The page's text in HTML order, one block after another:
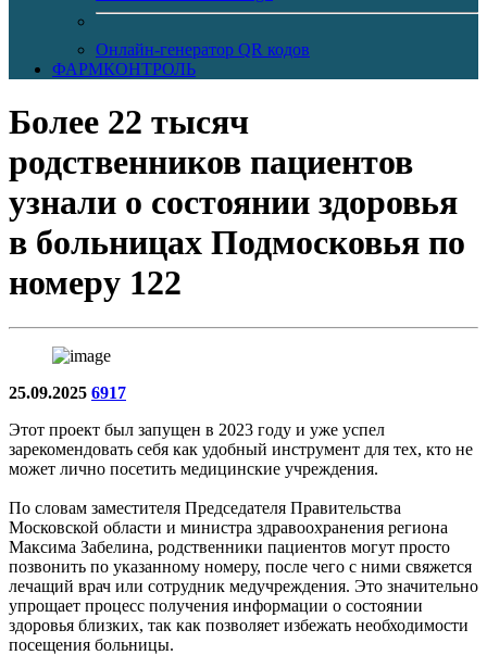
Онлайн-генератор QR кодов
ФАРМКОНТРОЛЬ
Более 22 тысяч
родственников пациентов
узнали о состоянии здоровья
в больницах Подмосковья по
номеру 122
25.09.2025 6917
Этот проект был запущен в 2023 году и уже успел
зарекомендовать себя как удобный инструмент для тех, кто не
может лично посетить медицинские учреждения.
По словам заместителя Председателя Правительства
Московской области и министра здравоохранения региона
Максима Забелина, родственники пациентов могут просто
позвонить по указанному номеру, после чего с ними свяжется
лечащий врач или сотрудник медучреждения. Это значительно
упрощает процесс получения информации о состоянии
здоровья близких, так как позволяет избежать необходимости
посещения больницы.